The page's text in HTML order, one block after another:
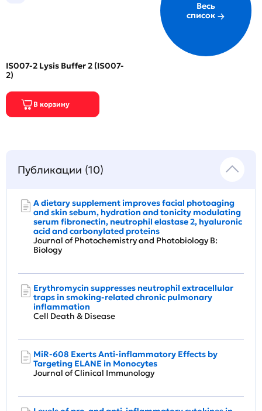
IS007-2 Lysis Buffer 2 (IS007-
2)
Весь
список
Публикации (10)
A dietary supplement improves facial photoaging
and skin sebum, hydration and tonicity modulating
serum fibronectin, neutrophil elastase 2, hyaluronic
acid and carbonylated proteins
Journal of Photochemistry and Photobiology B:
Biology
Erythromycin suppresses neutrophil extracellular
traps in smoking-related chronic pulmonary
inflammation
Cell Death & Disease
MiR-608 Exerts Anti-inflammatory Effects by
Targeting ELANE in Monocytes
Journal of Clinical Immunology